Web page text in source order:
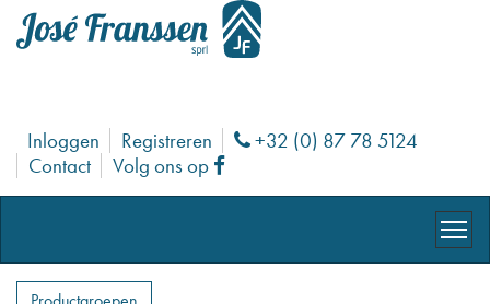
Inloggen Registreren Phone
+32 (0) 87 78 5124
Contact
Volg ons op Facebook